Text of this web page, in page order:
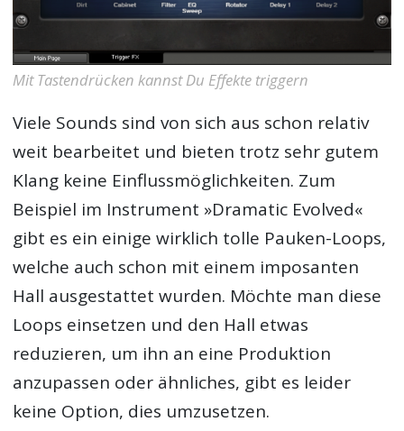
Mit Tastendrücken kannst Du Effekte triggern
Viele Sounds sind von sich aus schon relativ
weit bearbeitet und bieten trotz sehr gutem
Klang keine Einflussmöglichkeiten. Zum
Beispiel im Instrument »Dramatic Evolved«
gibt es ein einige wirklich tolle Pauken-Loops,
welche auch schon mit einem imposanten
Hall ausgestattet wurden. Möchte man diese
Loops einsetzen und den Hall etwas
reduzieren, um ihn an eine Produktion
anzupassen oder ähnliches, gibt es leider
keine Option, dies umzusetzen.